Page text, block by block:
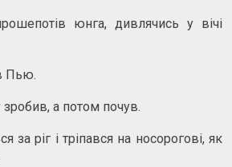
юнга, дивлячись у вічі
Пью.
а потом почув.
ріг і тріпався на носорогові, як